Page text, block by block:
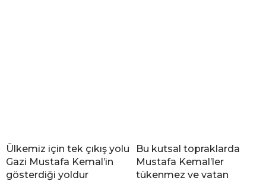
Ülkemiz için tek çıkış yolu
Gazi Mustafa Kemal’in
gösterdiği yoldur
Bu kutsal topraklarda
Mustafa Kemal’ler
tükenmez ve vatan